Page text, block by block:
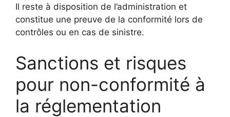
Il reste à disposition de l’administration et
constitue une preuve de la conformité lors de
contrôles ou en cas de sinistre.
Sanctions et risques
pour non-conformité à
la réglementation